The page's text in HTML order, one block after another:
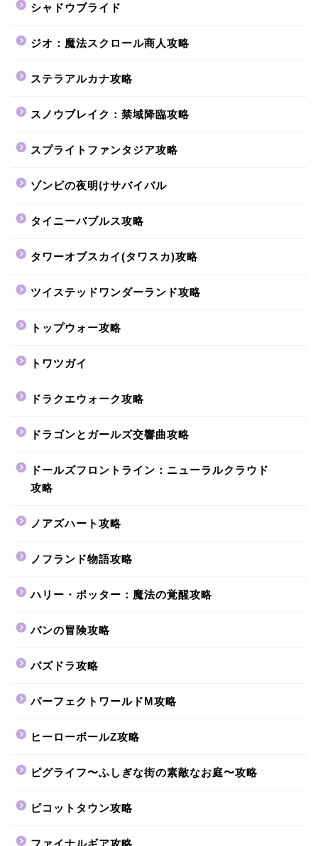
シャドウブライド
ジオ：魔法スクロール商人攻略
ステラアルカナ攻略
スノウブレイク：禁域降臨攻略
スプライトファンタジア攻略
ゾンビの夜明けサバイバル
タイニーバブルス攻略
タワーオブスカイ(タワスカ)攻略
ツイステッドワンダーランド攻略
トップウォー攻略
トワツガイ
ドラクエウォーク攻略
ドラゴンとガールズ交響曲攻略
ドールズフロントライン：ニューラルクラウド
攻略
ノアズハート攻略
ノフランド物語攻略
ハリー・ポッター：魔法の覚醒攻略
バンの冒険攻略
パズドラ攻略
パーフェクトワールドM攻略
ヒーローボールZ攻略
ピグライフ〜ふしぎな街の素敵なお庭〜攻略
ピコットタウン攻略